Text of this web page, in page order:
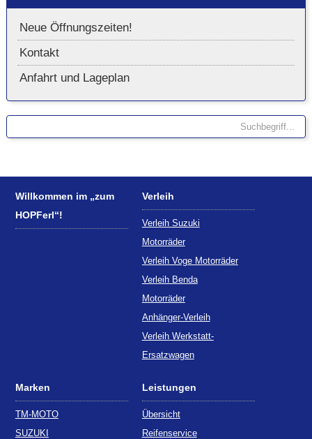
Neue Öffnungszeiten!
Kontakt
Anfahrt und Lageplan
Willkommen im „zum
HOPFerl“!
Verleih
Verleih Suzuki
Motorräder
Verleih Voge Motorräder
Verleih Benda
Motorräder
Anhänger-Verleih
Verleih Werkstatt-
Ersatzwagen
Marken
TM-MOTO
SUZUKI
Leistungen
Übersicht
Reifenservice